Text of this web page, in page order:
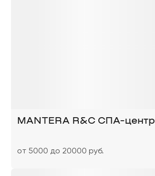
MANTERA R&C СПА-центр
от 5000 до 20000 руб.